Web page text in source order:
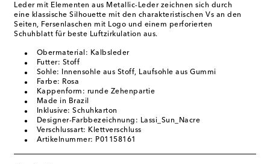
Leder mit Elementen aus Metallic-Leder zeichnen sich durch
eine klassische Silhouette mit den charakteristischen Vs an den
Seiten, Fersenlaschen mit Logo und einem perforierten
Schuhblatt für beste Luftzirkulation aus.
Obermaterial: Kalbsleder
Futter: Stoff
Sohle: Innensohle aus Stoff, Laufsohle aus Gummi
Farbe: Rosa
Kappenform: runde Zehenpartie
Made in Brazil
Inklusive: Schuhkarton
Designer-Farbbezeichnung: Lassi_Sun_Nacre
Verschlussart: Klettverschluss
Artikelnummer: P01158161